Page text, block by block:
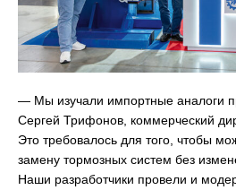
— Мы изучали импортные аналоги
Сергей Трифонов, коммерческий
Это требовалось для того, чтобы
замену тормозных систем без
Наши разработчики провели и